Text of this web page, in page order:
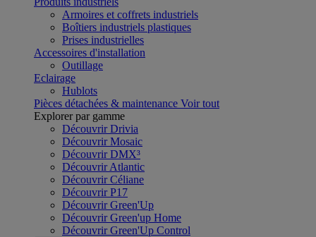
Armoires et coffrets industriels
Boîtiers industriels plastiques
Prises industrielles
Accessoires d'installation
Outillage
Eclairage
Hublots
Pièces détachées & maintenance Voir tout
Explorer par gamme
Découvrir Drivia
Découvrir Mosaic
Découvrir DMX³
Découvrir Atlantic
Découvrir Céliane
Découvrir P17
Découvrir Green'Up
Découvrir Green'up Home
Découvrir Green'Up Control